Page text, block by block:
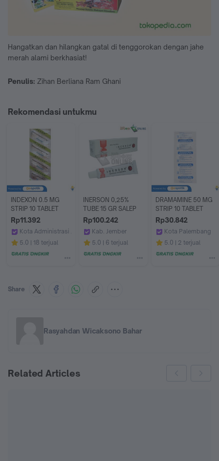
Hangatkan dan hilangkan gatal di tenggorokan dengan jahe
merah alami berkhasiat!
Penulis: Zihan Berliana Ram Ghani
Rekomendasi untukmu
INDEXON 0.5 MG
STRIP 10 TABLET
Rp11.392
Kota Administrasi Jakarta Timur
Apotek Era Farma by GoApotik
5.0 18 terjual
INERSON 0,25%
TUBE 15 GR SALEP
Rp100.242
Kab. Jember
Apotek Sahabat 2 Puger
5.0 6 terjual
DRAMAMINE 50 MG
STRIP 10 TABLET
Rp30.842
Kota Palembang
Apotek Jitu
5.0 2 terjual
Share
Rasyahdan Wicaksono Bahar
Related Articles